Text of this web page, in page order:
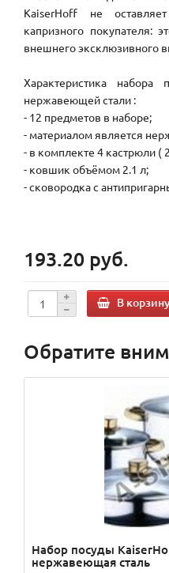
КaiserHoff не
капризного покупателя:
внешнего эксклюзивного
Характеристика
нержавеющей стали :
- 12 предметов в наборе;
- материалом является
- в комплекте 4 кастрюли (
- ковшик объёмом 2.1 л;
- сковородка с
193.20 руб.
В корзину
Обратите
Набор посуды
нержавеющая сталь